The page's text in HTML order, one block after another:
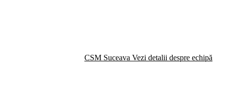
CSM Suceava Vezi detalii despre echipă